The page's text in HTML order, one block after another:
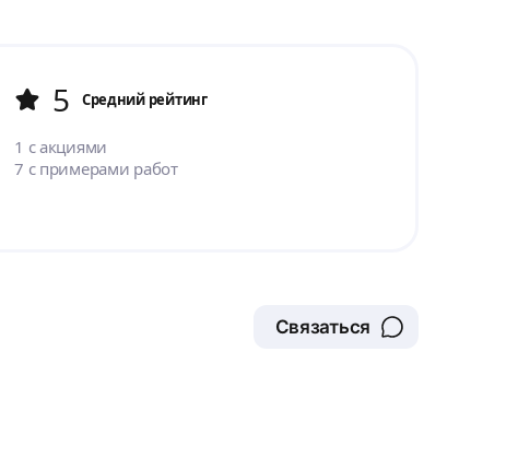
5 Cредний рейтинг
1 с акциями
7 с примерами работ
Связаться